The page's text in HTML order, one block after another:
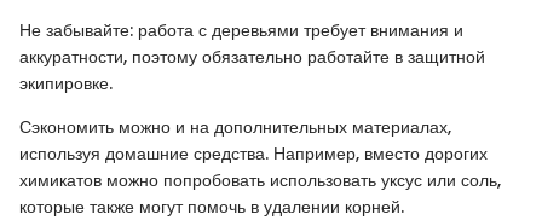
Не забывайте: работа с деревьями требует внимания и
аккуратности, поэтому обязательно работайте в защитной
экипировке.
Сэкономить можно и на дополнительных материалах,
используя домашние средства. Например, вместо дорогих
химикатов можно попробовать использовать уксус или соль,
которые также могут помочь в удалении корней.